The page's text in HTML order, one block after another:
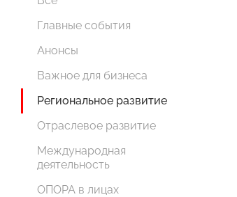
Главные события
Анонсы
Важное для бизнеса
Региональное развитие
Отраслевое развитие
Международная
деятельность
ОПОРА в лицах